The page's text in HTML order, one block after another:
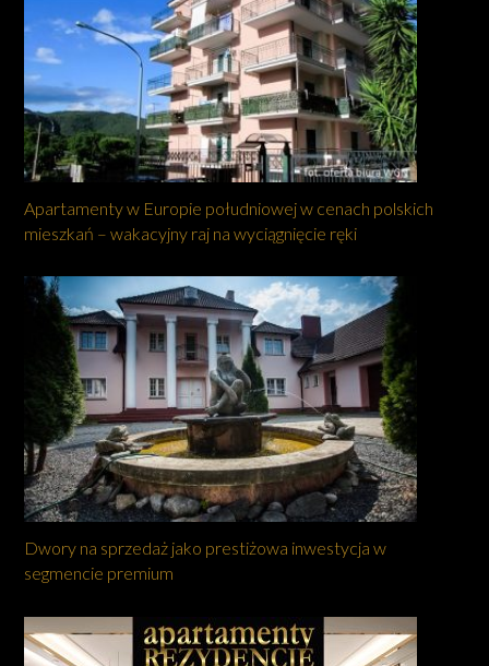
Apartamenty w Europie południowej w cenach polskich
mieszkań – wakacyjny raj na wyciągnięcie ręki
Dwory na sprzedaż jako prestiżowa inwestycja w
segmencie premium